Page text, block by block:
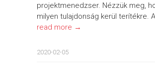
projektmenedzser. Nézzük meg,
milyen tulajdonság kerül terítékre.
read more →
2020-02-05